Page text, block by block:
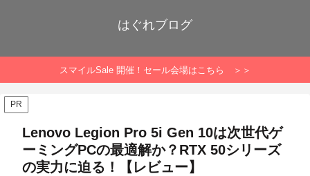
はぐれブログ
スマイルSale 開催！セール会場はこちら ＞＞
PR
Lenovo Legion Pro 5i Gen 10は次世代ゲ
ーミングPCの最適解か？RTX 50シリーズ
の実力に迫る！【レビュー】